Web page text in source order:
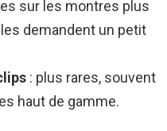
sur les montres plus
demandent un petit
: plus rares, souvent
haut de gamme.